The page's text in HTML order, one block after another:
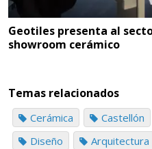
Geotiles presenta al
showroom cerámico
Temas relacionados
Cerámica Castellón
Diseño
Arquitectura